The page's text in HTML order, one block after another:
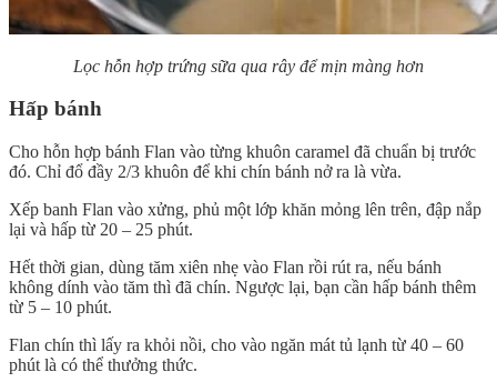
Lọc hỗn hợp trứng sữa qua rây để mịn màng hơn
Hấp bánh
Cho hỗn hợp bánh Flan vào từng khuôn caramel đã chuẩn bị trước
đó. Chỉ đổ đầy 2/3 khuôn để khi chín bánh nở ra là vừa.
Xếp banh Flan vào xửng, phủ một lớp khăn mỏng lên trên, đập nắp
lại và hấp từ 20 – 25 phút.
Hết thời gian, dùng tăm xiên nhẹ vào Flan rồi rút ra, nếu bánh
không dính vào tăm thì đã chín. Ngược lại, bạn cần hấp bánh thêm
từ 5 – 10 phút.
Flan chín thì lấy ra khỏi nồi, cho vào ngăn mát tủ lạnh từ 40 – 60
phút là có thể thưởng thức.